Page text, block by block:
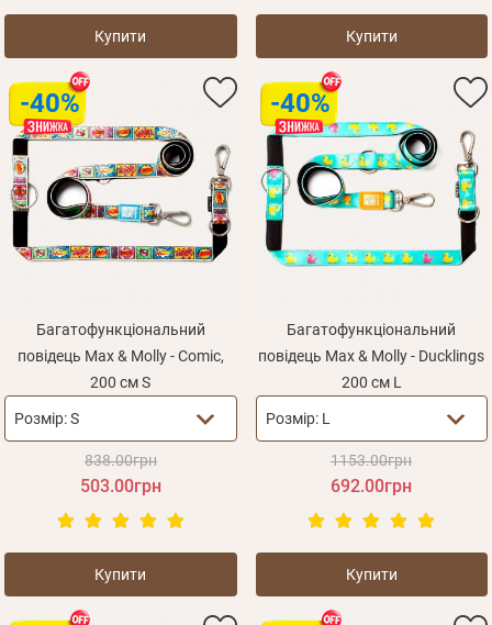
Купити Купити
-40%
Багатофункціональний
повідець Max & Molly - Comic,
200 см S
Розмір:S
838.00грн
503.00грн
Купити
-40%
Багатофункціональний
повідець Max & Molly - Ducklings
200 см L
Розмір: L
1153.00грн
692.00грн
Купити